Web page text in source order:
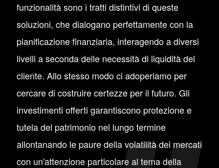
funzionalità sono i tratti distintivi di queste
soluzioni, che dialogano perfettamente con la
pianificazione finanziaria, interagendo a diversi
livelli a seconda delle necessità di liquidità del
cliente. Allo stesso modo ci adoperiamo per
cercare di costruire certezze per il futuro. Gli
investimenti offerti garantiscono protezione e
tutela del patrimonio nel lungo termine
allontanando le paure della volatilità dei mercati
con un'attenzione particolare al tema della